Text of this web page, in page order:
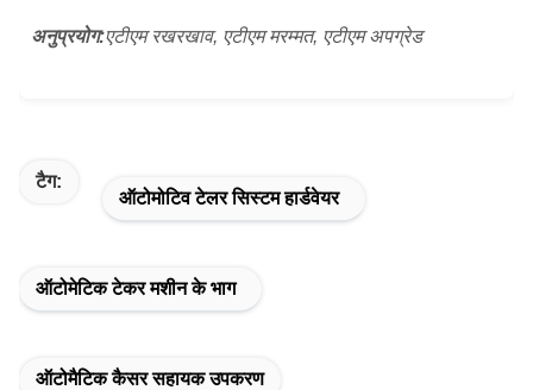
अनुप्रयोग:एटीएम रखरखाव, एटीएम मरम्मत, एटीएम अपग्रेड
टैग:
ऑटोमोटिव टेलर सिस्टम हार्डवेयर
ऑटोमेटिक टेकर मशीन के भाग
ऑटोमैटिक कैसर सहायक उपकरण